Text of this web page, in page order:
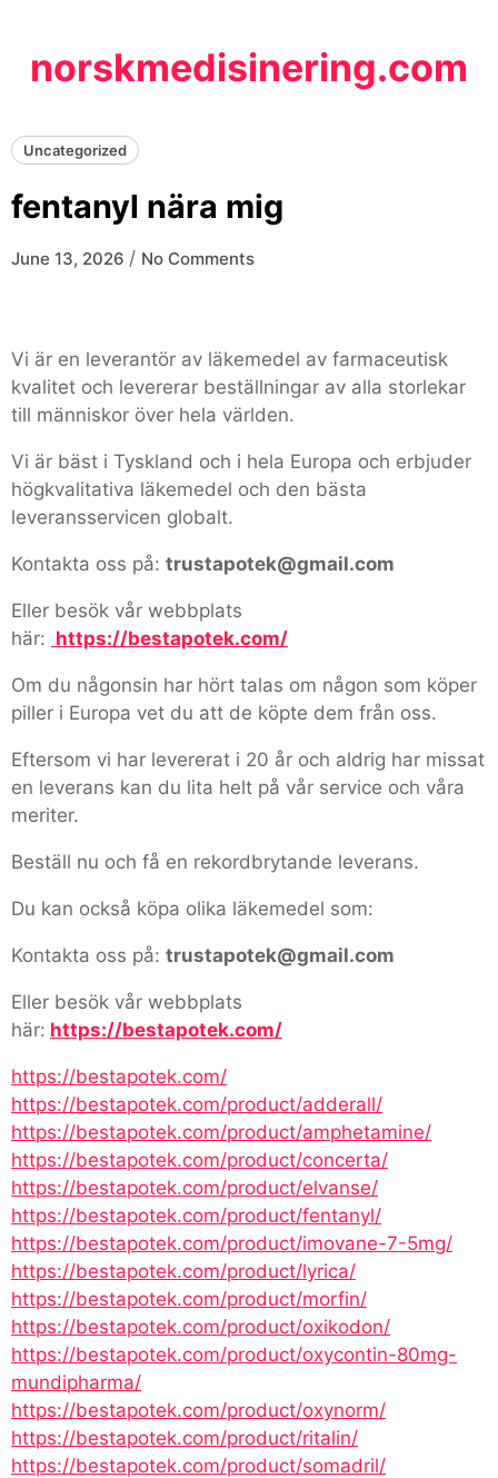
contentnorskmedisinering.com
Uncategorized
fentanyl nära mig
June 13, 2026 / No Comments
Vi är en leverantör av läkemedel av farmaceutisk
kvalitet och levererar beställningar av alla storlekar
till människor över hela världen.
Vi är bäst i Tyskland och i hela Europa och erbjuder
högkvalitativa läkemedel och den bästa
leveransservicen globalt.
Kontakta oss på: trustapotek@gmail.com
Eller besök vår webbplats
här: https://bestapotek.com/
Om du någonsin har hört talas om någon som köper
piller i Europa vet du att de köpte dem från oss.
Eftersom vi har levererat i 20 år och aldrig har missat
en leverans kan du lita helt på vår service och våra
meriter.
Beställ nu och få en rekordbrytande leverans.
Du kan också köpa olika läkemedel som:
Kontakta oss på: trustapotek@gmail.com
Eller besök vår webbplats
här: https://bestapotek.com/
https://bestapotek.com/
https://bestapotek.com/product/adderall/
https://bestapotek.com/product/amphetamine/
https://bestapotek.com/product/concerta/
https://bestapotek.com/product/elvanse/
https://bestapotek.com/product/fentanyl/
https://bestapotek.com/product/imovane-7-5mg/
https://bestapotek.com/product/lyrica/
https://bestapotek.com/product/morfin/
https://bestapotek.com/product/oxikodon/
https://bestapotek.com/product/oxycontin-80mg-
mundipharma/
https://bestapotek.com/product/oxynorm/
https://bestapotek.com/product/ritalin/
https://bestapotek.com/product/somadril/